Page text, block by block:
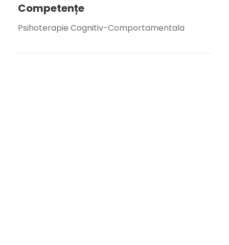
Competențe
Psihoterapie Cognitiv-Comportamentala